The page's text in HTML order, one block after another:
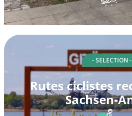
- SELECTION -
Rutes ciclistes
Sachsen-